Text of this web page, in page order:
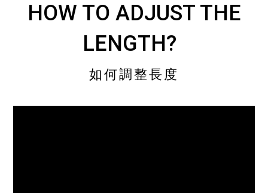
HOW TO ADJUST THE
LENGTH?
如何調整長度